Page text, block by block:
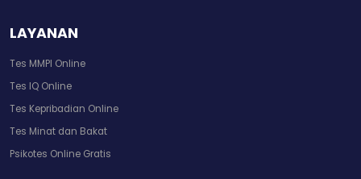
LAYANAN
Tes MMPI Online
Tes IQ Online
Tes Kepribadian Online
Tes Minat dan Bakat
Psikotes Online Gratis